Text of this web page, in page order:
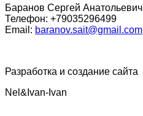
Баранов Сергей Анатольевич
Телефон: +79035296499
Email: baranov.sait@gmail.com
Разработка и создание сайта
Nel&Ivan-Ivan